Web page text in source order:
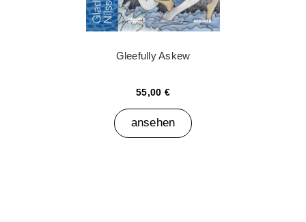
Gleefully Askew
55,00 €
ansehen